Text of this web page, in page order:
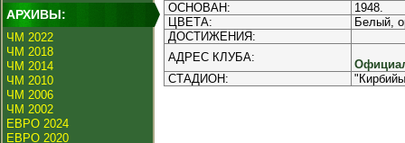
АРХИВЫ:
ЧМ 2022
ЧМ 2018
ЧМ 2014
ЧМ 2010
ЧМ 2006
ЧМ 2002
ЕВРО 2024
ЕВРО 2020
ОСНОВАН:
1948.
ЦВЕТА:
Белый,
ДОСТИЖЕНИЯ:
АДРЕС КЛУБА:
СТАДИОН: